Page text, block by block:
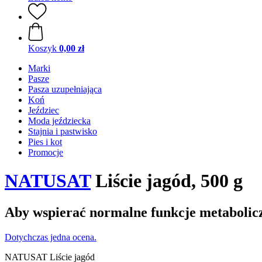
Koszyk 0,00 zł
Marki
Pasze
Pasza uzupełniająca
Koń
Jeździec
Moda jeździecka
Stajnia i pastwisko
Pies i kot
Promocje
NATUSATLiście jagód, 500 g
Aby wspierać normalne funkcje
Dotychczas jedna ocena.
NATUSAT Liście jagód